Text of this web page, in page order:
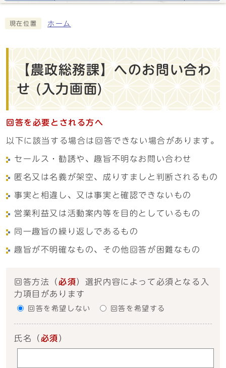
現在位置 ホーム
【農政総務課】へのお問い合わ
せ (入力画面)
回答を必要とされる方へ
以下に該当する場合は回答できない場合があります。
セールス・勧誘や、趣旨不明なお問い合わせ
匿名又は名義が架空、成りすましと判断されるもの
事実と相違し、又は事実と確認できないもの
営業利益又は活動案内等を目的としているもの
同一趣旨の繰り返しであるもの
趣旨が不明確なもの、その他回答が困難なもの
回答方法 （ 必須 ）選択内容によって必須となる入
力項目があります
回答を希望しない 回答を希望する
氏名 （ 必須 ）